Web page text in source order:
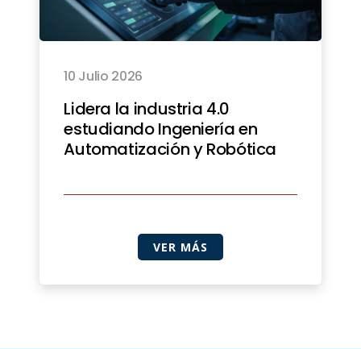
10 Julio 2026
Lidera la industria 4.0
estudiando Ingeniería en
Automatización y Robótica
VER MÁS